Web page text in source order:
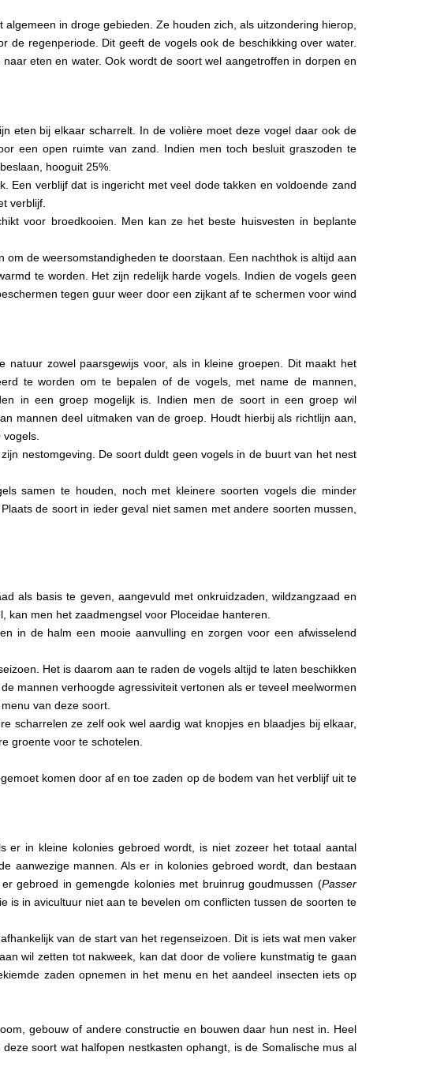
in droge gebieden. Ze houden zich, als uitzondering hierop,
regenperiode. Dit geeft de vogels ook de beschikking over water.
eten en water. Ook wordt de soort wel aangetroffen in dorpen en
eten bij elkaar scharrelt. In de volière moet deze vogel daar ook de
een open ruimte van zand. Indien men toch besluit graszoden te
hooguit 25%.
Een verblijf dat is ingericht met veel dode takken en voldoende zand
verblijf.
voor broedkooien. Men kan ze het beste huisvesten in beplante
de weersomstandigheden te doorstaan. Een nachthok is altijd aan
te worden. Het zijn redelijk harde vogels. Indien de vogels geen
tegen guur weer door een zijkant af te schermen voor wind
zowel paarsgewijs voor, als in kleine groepen. Dit maakt het
te worden om te bepalen of de vogels, met name de mannen,
in een groep mogelijk is. Indien men de soort in een groep wil
mannen deel uitmaken van de groep. Houdt hierbij als richtlijn aan,
nestomgeving. De soort duldt geen vogels in de buurt van het nest
samen te houden, noch met kleinere soorten vogels die minder
de soort in ieder geval niet samen met andere soorten mussen,
als basis te geven, aangevuld met onkruidzaden, wildzangzaad en
men het zaadmengsel voor Ploceidae hanteren.
in de halm een mooie aanvulling en zorgen voor een afwisselend
Het is daarom aan te raden de vogels altijd te laten beschikken
mannen verhoogde agressiviteit vertonen als er teveel meelwormen
van deze soort.
scharrelen ze zelf ook wel aardig wat knopjes en blaadjes bij elkaar,
groente voor te schotelen.
komen door af en toe zaden op de bodem van het verblijf uit te
er in kleine kolonies gebroed wordt, is niet zozeer het totaal aantal
aanwezige mannen. Als er in kolonies gebroed wordt, dan bestaan
gebroed in gemengde kolonies met bruinrug goudmussen (Passer
is in avicultuur niet aan te bevelen om conflicten tussen de soorten te
van de start van het regenseizoen. Dit is iets wat men vaker
wil zetten tot nakweek, kan dat door de voliere kunstmatig te gaan
zaden opnemen in het menu en het aandeel insecten iets op
gebouw of andere constructie en bouwen daar hun nest in. Heel
soort wat halfopen nestkasten ophangt, is de Somalische mus al